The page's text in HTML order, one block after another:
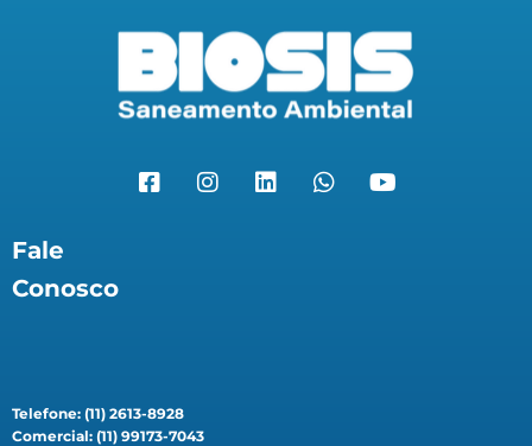
Fale
Conosco
Telefone: (11) 2613-8928
Comercial: (11) 99173-7043